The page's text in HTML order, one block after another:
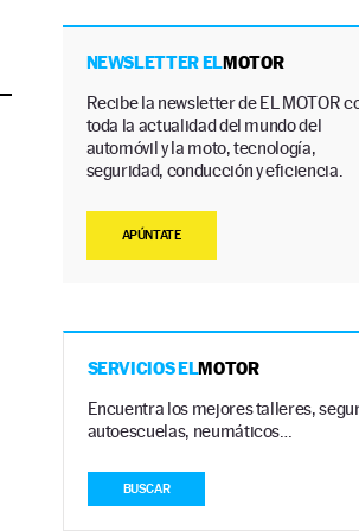
NEWSLETTER ELMOTOR
Recibe la newsletter de EL MOTOR
toda la actualidad del mundo del
automóvil y la moto, tecnología,
seguridad, conducción y eficiencia.
APÚNTATE
SERVICIOS ELMOTOR
Encuentra los mejores talleres,
autoescuelas, neumáticos…
BUSCAR